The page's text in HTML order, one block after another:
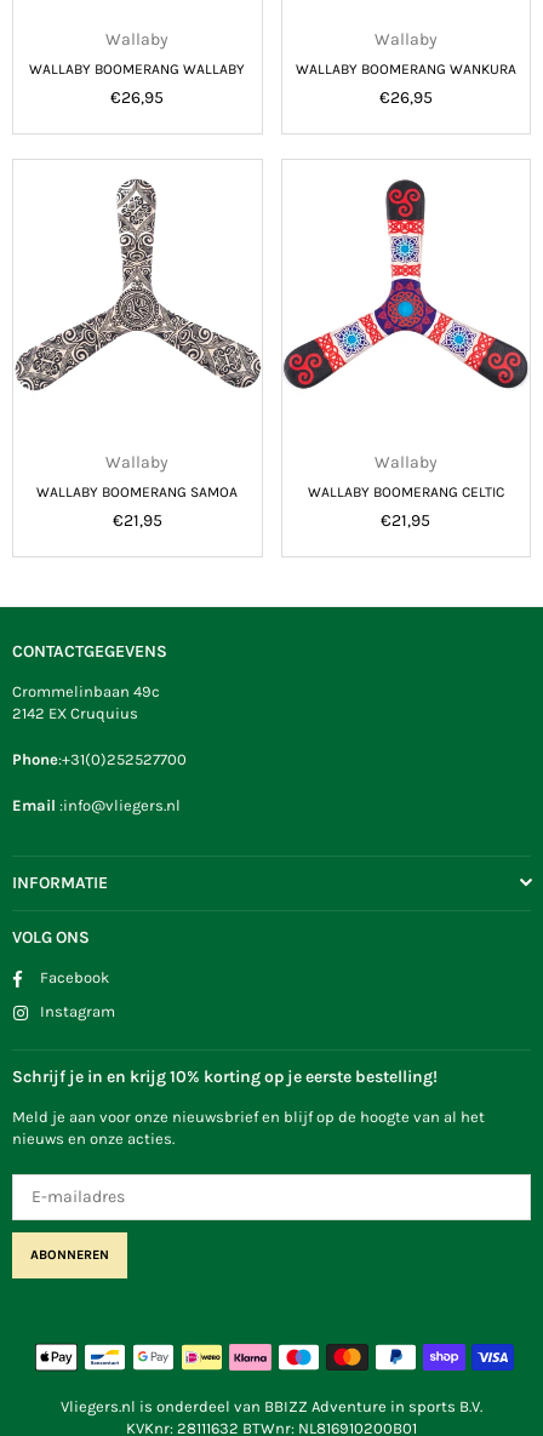
Wallaby
WALLABY BOOMERANG WALLABY
Normale
€26,95
Wallaby
WALLABY BOOMERANG WANKURA
Normale
€26,95
Wallaby
WALLABY BOOMERANG SAMOA
Normale
€21,95
Wallaby
WALLABY BOOMERANG CELTIC
Normale
€21,95
CONTACTGEGEVENS
Crommelinbaan 49c
2142 EX Cruquius
Phone:+31(0)252527700
Email :info@vliegers.nl
INFORMATIE
VOLG ONS
Facebook
Instagram
Schrijf je in en krijg 10% korting op je eerste bestelling!
Meld je aan voor onze nieuwsbrief en blijf op de hoogte van al het
nieuws en onze acties.
ABONNEREN
Vliegers.nl is onderdeel van BBIZZ Adventure in sports B.V.
KVKnr: 28111632 BTWnr: NL816910200B01